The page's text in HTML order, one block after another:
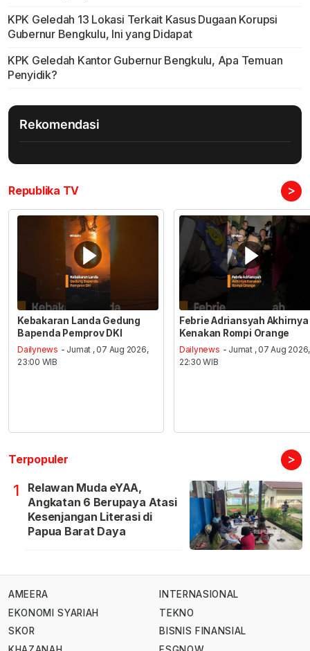
KPK Geledah 13 Lokasi Terkait Kasus Dugaan Korupsi
Gubernur Bengkulu, Ini yang Didapat
KPK Geledah Kantor Gubernur Bengkulu, Apa Temuan
Penyidik?
Rekomendasi
Republika TV >
Kebakaran Landa Gedung
Bapenda Pemprov DKI
Dailynews - Jumat , 07 Aug 2026,
23:00 WIB
Febrie Adriansyah Akhirnya
Kenakan Rompi Orange
Dailynews - Jumat , 07 Aug 2026,
22:30 WIB
Terpopuler >
1
Relawan Muda eYAA,
Angkatan 6 Berupaya Atasi
Kesenjangan Literasi di
Papua Barat Daya
AMEERA
EKONOMI SYARIAH
SKOR
INTERNASIONAL
TEKNO
BISNIS FINANSIAL